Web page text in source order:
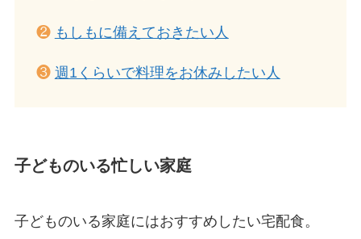
❷ もしもに備えておきたい人
❸ 週1くらいで料理をお休みしたい人
子どものいる忙しい家庭
子どものいる家庭にはおすすめしたい宅配食。